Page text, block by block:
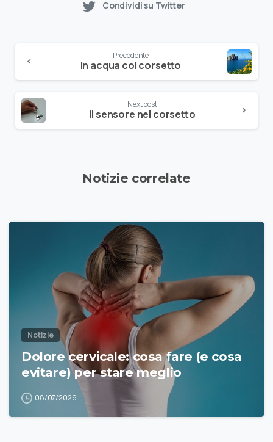
Condividi su Twitter
Precedente
In acqua col corsetto
Next post
Il sensore nel corsetto
Notizie correlate
Notizie
Dolore cervicale: cosa fare (e cosa
evitare) per stare meglio
08/07/2026